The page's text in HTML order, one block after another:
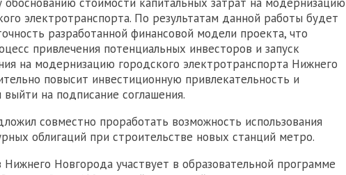
электротранспорта. По результатам данной работы будет
разработанной финансовой модели проекта, что
привлечения потенциальных инвесторов и запуск
на модернизацию городского электротранспорта Нижнего
повысит инвестиционную привлекательность и
на подписание соглашения.
совместно проработать возможность использования
облигаций при строительстве новых станций метро.
Новгорода участвует в образовательной программе